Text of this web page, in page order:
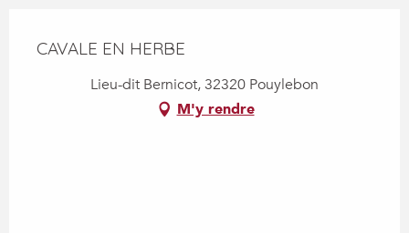
CAVALE EN HERBE
Lieu-dit Bernicot, 32320 Pouylebon
M'y rendre